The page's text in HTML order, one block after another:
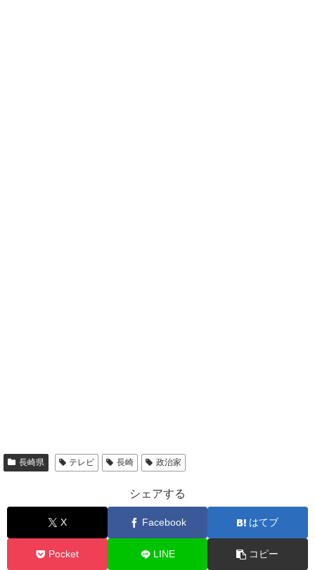
長崎県 テレビ 長崎 政治家
シェアする
X Facebook はてブ
Pocket LINE コピー